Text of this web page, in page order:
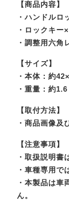
【商品内容】
・ハンドルロ
・ロックキー
・調整用六角
【サイズ】
・本体：約
・重量：約1.6
【取付方法】
・商品画像及
【注意事項】
・取扱説明書
・車種専用で
・本製品は車
ん。